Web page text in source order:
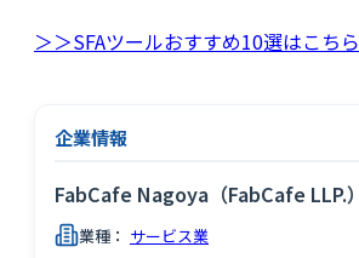
＞＞SFAツールおすすめ10選はこちら
企業情報
FabCafe Nagoya（FabCafe LLP.）
業種： サービス業